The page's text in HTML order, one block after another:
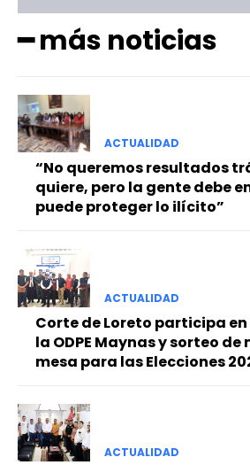
━ más noticias
ACTUALIDAD
“No queremos resultados
quiere, pero la gente debe
puede proteger lo ilícito”
ACTUALIDAD
Corte de Loreto participa
la ODPE Maynas y sorteo
mesa para las Elecciones
ACTUALIDAD